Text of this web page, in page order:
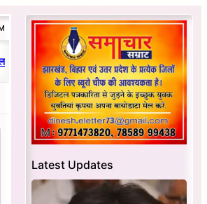
हुआ भंडाफोड़ | धनबाद क्रिकेट संघ में परिवारवाद
Latest Updates